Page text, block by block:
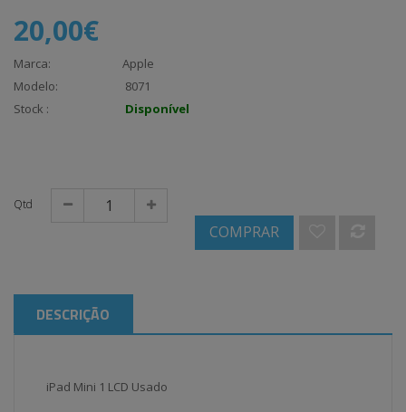
20,00€
Marca:
Apple
Modelo:
8071
Stock :
Disponível
Qtd
COMPRAR
DESCRIÇÃO
iPad Mini 1 LCD Usado